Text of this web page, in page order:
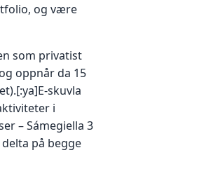
og være
som privatist
oppnår da 15
skuvla
i
– Sámegiella 3
på begge